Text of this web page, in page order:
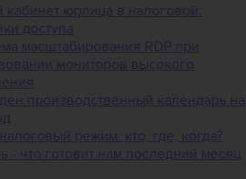
юрлица в налоговой:
доступа
масштабирования RDP при
мониторов высокого
производственный календарь на
режим: кто, где, когда?
- что готовит нам последний месяц